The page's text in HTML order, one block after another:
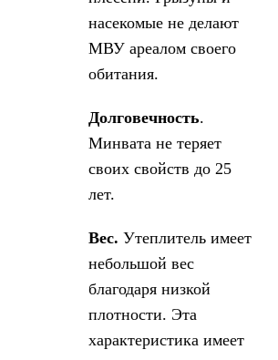
насекомые не делают
МВУ ареалом своего
обитания.
Долговечность.
Минвата не теряет
своих свойств до 25
лет.
Вес. Утеплитель имеет
небольшой вес
благодаря низкой
плотности. Эта
характеристика имеет